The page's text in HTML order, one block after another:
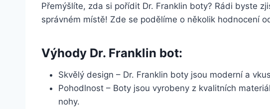
Přemýšlíte, zda si pořídit Dr.⁤ Franklin boty? Rádi byste
správném místě!‌ Zde se podělíme o několik hodnocení
Výhody Dr. Franklin ⁢bot:
Skvělý design‍ – Dr. ‍Franklin boty jsou​ moderní a
Pohodlnost – Boty jsou vyrobeny z kvalitních
nohy.